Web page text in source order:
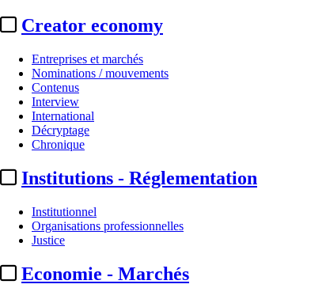
Creator economy
Entreprises et marchés
Nominations / mouvements
Contenus
Interview
International
Décryptage
Chronique
Institutions - Réglementation
Institutionnel
Organisations professionnelles
Justice
Economie - Marchés
Institutionnel
Emmanuel Macron :
Actualité n° 294330| Publié le 17 janv. 2024 15:04
...